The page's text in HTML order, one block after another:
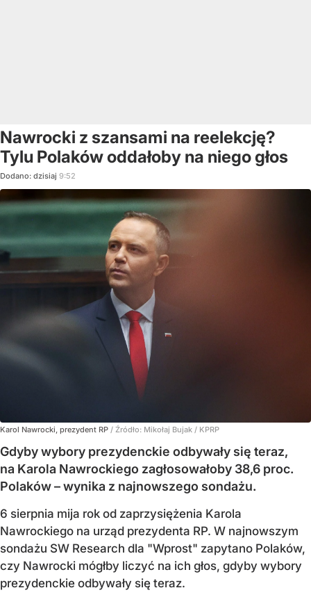
Nawrocki z szansami na reelekcję?
Tylu Polaków oddałoby na niego głos
Dodano: dzisiaj 9:52
Karol Nawrocki, prezydent RP / Źródło: Mikołaj Bujak / KPRP
Gdyby wybory prezydenckie odbywały się teraz,
na Karola Nawrockiego zagłosowałoby 38,6 proc.
Polaków – wynika z najnowszego sondażu.
6 sierpnia mija rok od zaprzysiężenia Karola
Nawrockiego na urząd prezydenta RP. W najnowszym
sondażu SW Research dla "Wprost" zapytano Polaków,
czy Nawrocki mógłby liczyć na ich głos, gdyby wybory
prezydenckie odbywały się teraz.